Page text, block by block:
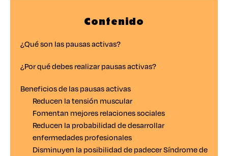
Contenido
¿Qué son las pausas activas?
¿Por qué debes realizar pausas activas?
Beneficios de las pausas activas
Reducen la tensión muscular
Fomentan mejores relaciones sociales
Reducen la probabilidad de desarrollar
enfermedades profesionales
Disminuyen la posibilidad de padecer Síndrome de